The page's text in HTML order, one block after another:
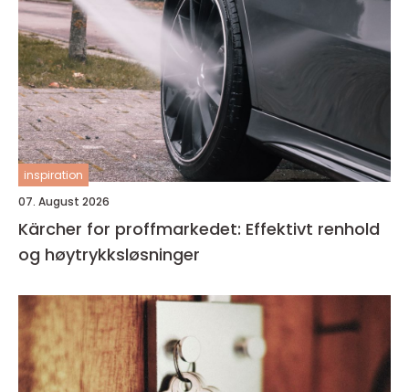
inspiration
07. August 2026
Kärcher for proffmarkedet: Effektivt renhold
og høytrykksløsninger